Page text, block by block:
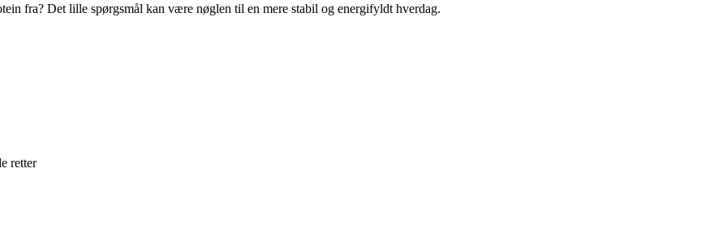
fra? Det lille spørgsmål kan være nøglen til en mere stabil og energifyldt hverdag.
retter